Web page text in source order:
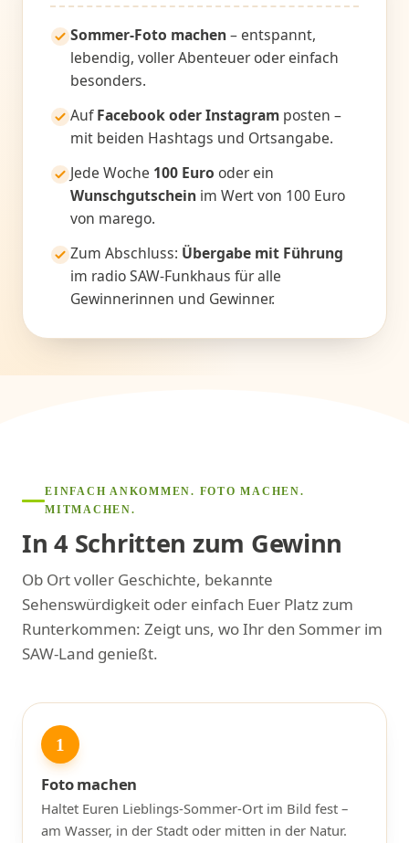
Sommer-Foto machen– entspannt,
lebendig, voller Abenteuer oder einfach
besonders.
AufFacebook oder Instagram posten –
mit beiden Hashtags und Ortsangabe.
Jede Woche 100 Euro oder ein
Wunschgutschein im Wert von 100 Euro
von marego.
Zum Abschluss: Übergabe mit Führung
im radio SAW-Funkhaus für alle
Gewinnerinnen und Gewinner.
EINFACH ANKOMMEN. FOTO MACHEN.
MITMACHEN.
In 4 Schritten zum Gewinn
Ob Ort voller Geschichte, bekannte
Sehenswürdigkeit oder einfach Euer Platz zum
Runterkommen: Zeigt uns, wo Ihr den Sommer im
SAW-Land genießt.
1
Foto machen
Haltet Euren Lieblings-Sommer-Ort im Bild fest –
am Wasser, in der Stadt oder mitten in der Natur.